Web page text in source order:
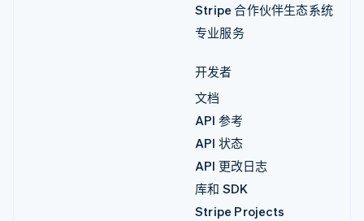
Stripe 合作伙伴生态系统
专业服务
开发者
文档
API 参考
API 状态
API 更改日志
库和 SDK
Stripe Projects